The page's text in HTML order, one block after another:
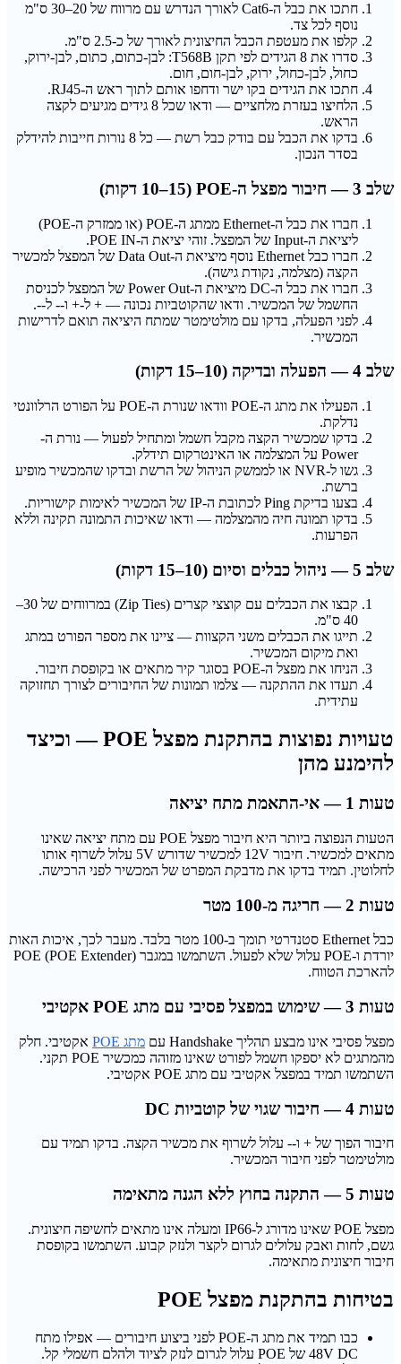
חתכו את כבל ה-Cat6 לאורך הנדרש עם מרווח של 20–30 ס"מ
נוסף לכל צד.
קלפו את מעטפת הכבל החיצונית לאורך של כ-2.5 ס"מ.
סדרו את 8 הגידים לפי תקן T568B: לבן-כתום, כתום, לבן-ירוק,
כחול, לבן-כחול, ירוק, לבן-חום, חום.
חתכו את הגידים בקו ישר ודחפו אותם לתוך ראש ה-RJ45.
הלחיצו בעזרת מלחציים — ודאו שכל 8 גידים מגיעים לקצה
הראש.
בדקו את הכבל עם בודק כבל רשת — כל 8 נורות חייבות להידלק
בסדר הנכון.
שלב 3 — חיבור מפצל ה-POE (10–15 דקות)
חברו את כבל ה-Ethernet ממתג ה-POE (או ממזרק ה-POE)
ליציאת ה-Input של המפצל. זוהי יציאת ה-POE IN.
חברו כבל Ethernet נוסף מיציאת ה-Data Out של המפצל למכשיר
הקצה (מצלמה, נקודת גישה).
חברו את כבל ה-DC מיציאת ה-Power Out של המפצל לכניסת
החשמל של המכשיר. ודאו שהקוטביות נכונה — + ל-+ ו-- ל--.
לפני הפעלה, בדקו עם מולטימטר שמתח היציאה תואם לדרישות
המכשיר.
שלב 4 — הפעלה ובדיקה (10–15 דקות)
הפעילו את מתג ה-POE וודאו שנורת ה-POE על הפורט הרלוונטי
נדלקת.
בדקו שמכשיר הקצה מקבל חשמל ומתחיל לפעול — נורת ה-
Power על המצלמה או האינטרקום תידלק.
גשו ל-NVR או לממשק הניהול של הרשת ובדקו שהמכשיר מופיע
ברשת.
בצעו בדיקת Ping לכתובת ה-IP של המכשיר לאימות קישוריות.
בדקו תמונה חיה מהמצלמה — ודאו שאיכות התמונה תקינה וללא
הפרעות.
שלב 5 — ניהול כבלים וסיום (10–15 דקות)
קבצו את הכבלים עם קוצצי קצרים (Zip Ties) במרווחים של 30–
40 ס"מ.
תייגו את הכבלים משני הקצוות — ציינו את מספר הפורט במתג
ואת מיקום המכשיר.
הניחו את מפצל ה-POE בסוגר קיר מתאים או בקופסת חיבור.
תעדו את ההתקנה — צלמו תמונות של החיבורים לצורך תחזוקה
עתידית.
טעויות נפוצות בהתקנת מפצל POE — וכיצד
להימנע מהן
טעות 1 — אי-התאמת מתח יציאה
הטעות הנפוצה ביותר היא חיבור מפצל POE עם מתח יציאה שאינו
מתאים למכשיר. חיבור 12V למכשיר שדורש 5V עלול לשרוף אותו
לחלוטין. תמיד בדקו את מדבקת המפרט של המכשיר לפני הרכישה.
טעות 2 — חריגה מ-100 מטר
כבל Ethernet סטנדרטי תומך ב-100 מטר בלבד. מעבר לכך, איכות האות
יורדת ו-POE עלול שלא לפעול. השתמשו במגבר POE (POE Extender)
להארכת הטווח.
טעות 3 — שימוש במפצל פסיבי עם מתג POE אקטיבי
מפצל פסיבי אינו מבצע תהליך Handshake עם מתג POE
אקטיבי. חלק
מהמתגים לא יספקו חשמל לפורט שאינו מזוהה כמכשיר POE תקני.
השתמשו תמיד במפצל אקטיבי עם מתג POE אקטיבי.
טעות 4 — חיבור שגוי של קוטביות DC
חיבור הפוך של + ו-- עלול לשרוף את מכשיר הקצה. בדקו תמיד עם
מולטימטר לפני חיבור המכשיר.
טעות 5 — התקנה בחוץ ללא הגנה מתאימה
מפצל POE שאינו מדורג ל-IP66 ומעלה אינו מתאים לחשיפה חיצונית.
גשם, לחות ואבק עלולים לגרום לקצר ולנזק קבוע. השתמשו בקופסת
חיבור חיצונית מתאימה.
בטיחות בהתקנת מפצל POE
כבו תמיד את מתג ה-POE לפני ביצוע חיבורים — אפילו מתח
48V DC של POE עלול לגרום לנזק לציוד ולהלם חשמלי קל.